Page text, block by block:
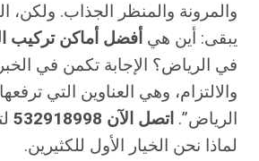
والمرونة والمنظر الجذاب. ولكن،
يبقى: أين هي أفضل أماكن تركيب
في الرياض؟ الإجابة تكمن في
والالتزام، وهي العناوين التي
الرياض”. اتصل الآن 532918998
لماذا نحن الخيار الأول للكثيرين.